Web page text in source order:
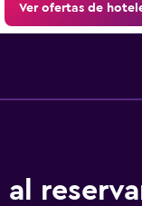
Ver ofertas de
al